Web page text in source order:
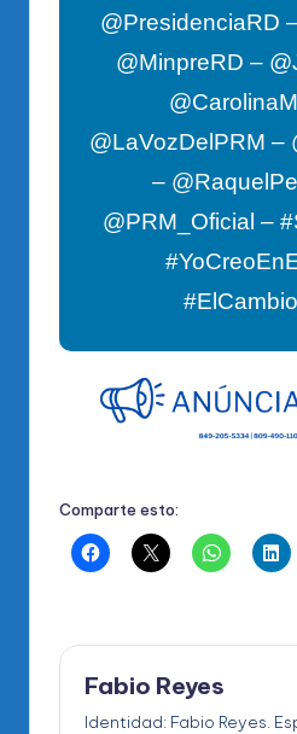
@PresidenciaRD
@MinpreRD –
@LaVozDelPRM –
–
@PRM_Oficial –
Comparte esto:
Fabio Reyes
Identidad: Fabio Reyes.